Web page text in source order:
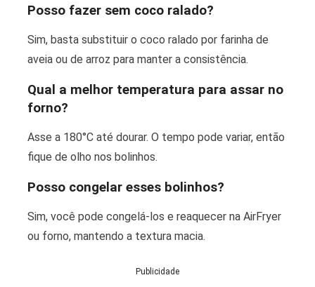
Posso fazer sem coco ralado?
Sim, basta substituir o coco ralado por farinha de
aveia ou de arroz para manter a consistência.
Qual a melhor temperatura para assar no
forno?
Asse a 180°C até dourar. O tempo pode variar, então
fique de olho nos bolinhos.
Posso congelar esses bolinhos?
Sim, você pode congelá-los e reaquecer na AirFryer
ou forno, mantendo a textura macia.
Publicidade